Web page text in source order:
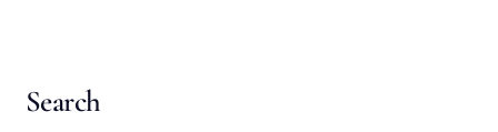
Search